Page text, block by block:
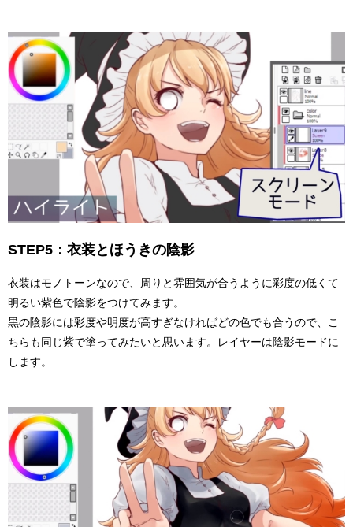
STEP5：衣装とほうきの陰影
衣装はモノトーンなので、周りと雰囲気が合うように彩度の低くて
明るい紫色で陰影をつけてみます。
黒の陰影には彩度や明度が高すぎなければどの色でも合うので、こ
ちらも同じ紫で塗ってみたいと思います。レイヤーは陰影モードに
します。